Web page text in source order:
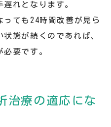
れとなります。
っても24時間改善が見ら
態が続くのであれば、
要です。
治療の適応にな